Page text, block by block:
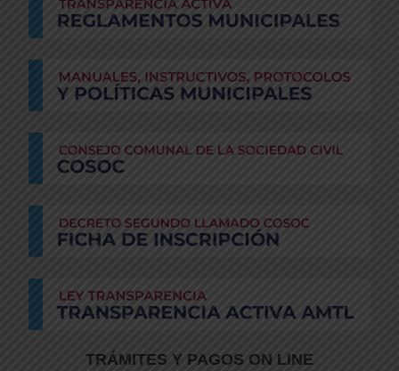
TRÁMITES Y PAGOS ON LINE